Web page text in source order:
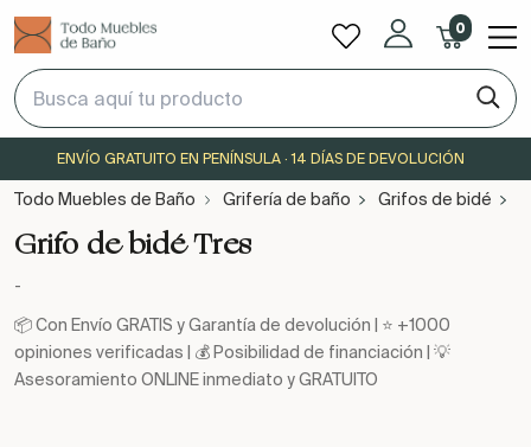
0
ENVÍO GRATUITO EN PENÍNSULA · 14 DÍAS DE DEVOLUCIÓN
Todo Muebles de Baño Grifería de baño Grifos de bidé
Grifo de bidé Tres
-
📦 Con Envío GRATIS y Garantía de devolución | ⭐ +1000
opiniones verificadas | 💰 Posibilidad de financiación | 💡
Asesoramiento ONLINE inmediato y GRATUITO